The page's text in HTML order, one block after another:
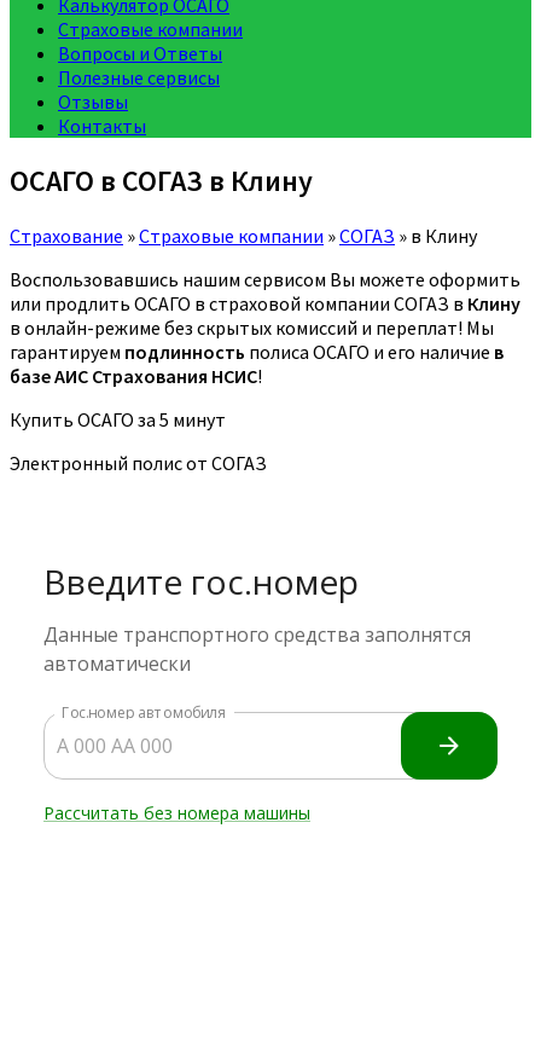
Калькулятор ОСАГО
Страховые компании
Вопросы и Ответы
Полезные сервисы
Отзывы
Контакты
ОСАГО в СОГАЗ в Клину
Страхование »Страховые компании »СОГАЗ » в Клину
Воспользовавшись нашим сервисом Вы можете оформить
или продлить ОСАГО в страховой компании СОГАЗ в Клину
в онлайн-режиме без скрытых комиссий и переплат! Мы
гарантируем подлинность полиса ОСАГО и его наличие в
базе АИС Страхования НСИС!
Купить ОСАГО за 5 минут
Электронный полис от СОГАЗ